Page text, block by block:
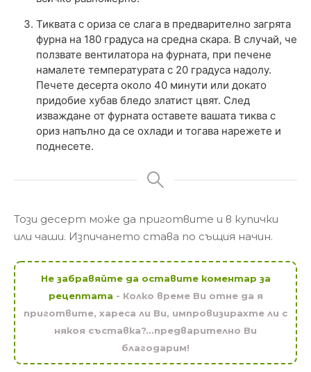
Тиквата с ориза се слага в предварително загрята
фурна на 180 градуса на средна скара. В случай, че
ползвате вентилатора на фурната, при печене
намалете температурата с 20 градуса надолу.
Печете десерта около 40 минути или докато
придобие хубав бледо златист цвят. След
изваждане от фурната оставете вашата тиква с
ориз напълно да се охлади и тогава нарежете и
поднесете.
Този десерт може да приготвите и в купички
или чаши. Изпичането става по същия начин.
Не забравяйте да оставите коментар за
рецептата - Колко време Ви отне да я
приготвите, хареса ли Ви, импровизирахте ли с
някоя съставка?...предварително Ви
благодарим!